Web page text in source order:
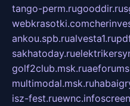
tango-perm.rugooddir.ru
webkrasotki.com
ankou.spb.rualvesta1.ru
sakhatoday.ru
golf2club.msk.ru
multimodal.msk.ru
isz-fest.ruewnc.info